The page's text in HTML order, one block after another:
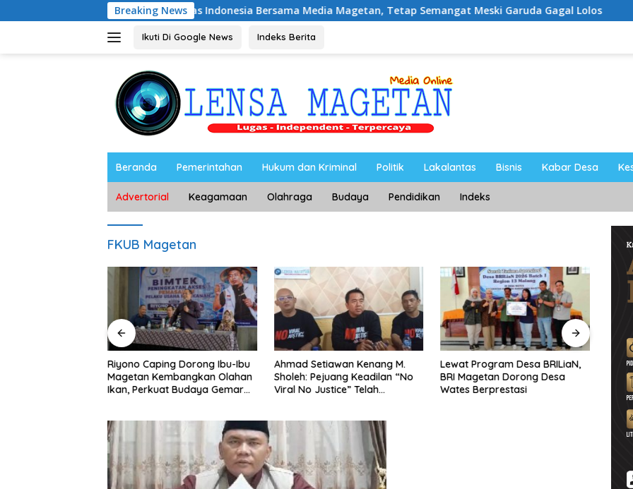
ke
Breaking News
Caping Nobar Timnas Indonesia Bersama Media Magetan, Tetap Semangat Meski Garuda Gagal Lolos Riyono
Ikuti Di Google News Indeks Berita
Beranda Pemerintahan Hukum dan Kriminal Politik Lakalantas Bisnis Kabar Desa
Advertorial Keagamaan Olahraga Budaya Pendidikan Indeks
FKUB Magetan
Riyono Caping Dorong Ibu-Ibu
Magetan Kembangkan Olahan
Ikan, Perkuat Budaya Gemar
Ahmad Setiawan Kenang M.
Sholeh: Pejuang Keadilan “No
Viral No Justice” Telah
Lewat Program Desa BRILiaN,
BRI Magetan Dorong Desa
Wates Berprestasi